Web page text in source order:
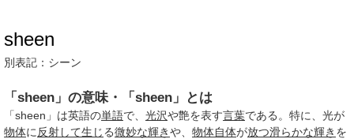
sheen
別表記： シーン
「sheen」の意味・「sheen」とは
「sheen」は英語の単語で、 光沢や艶を表す言葉である。特に、光が
物体に 反射して生じる微妙な輝きや、 物体自体が放つ滑らかな輝き を